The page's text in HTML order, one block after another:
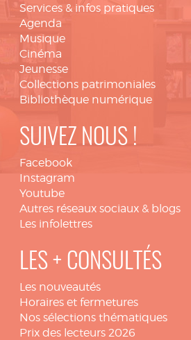
Services & infos pratiques
Agenda
Musique
Cinéma
Jeunesse
Collections patrimoniales
Bibliothèque numérique
SUIVEZ NOUS !
Facebook
Instagram
Youtube
Autres réseaux sociaux & blogs
Les infolettres
LES + CONSULTÉS
Les nouveautés
Horaires et fermetures
Nos sélections thématiques
Prix des lecteurs 2026